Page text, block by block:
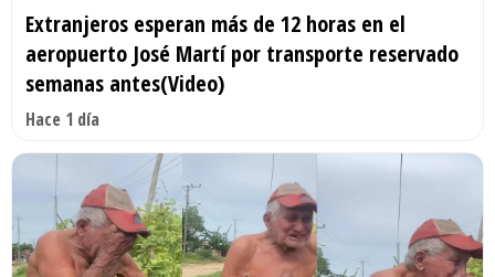
Extranjeros esperan más de 12 horas en el
aeropuerto José Martí por transporte reservado
semanas antes(Video)
Hace 1 día